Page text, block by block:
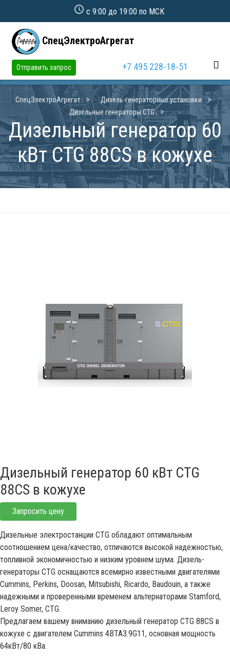
с 9:00 до 19:00 по МСК
СпецЭлектроАгрегат
Отправить запрос +7 495 228-18-51
СпецЭлектроАгрегат
Дизель-генераторные установки
Дизельные генераторы CTG
Дизельный генератор 60
кВт CTG 88CS в кожухе
Дизельный генератор 60 кВт CTG
88CS в кожухе
Запросить цену
Дизельные электростанции CTG обладают оптимальным
соотношением цена/качество, отличаются высокой надежностью,
топливной экономичностью и низким уровнем шума. Дизель-
генераторы CTG оснащаются всемирно известными двигателями
Cummins, Perkins, Doosan, Mitsubishi, Ricardo, Baudouin, а также
надежными и проверенными временем альтернаторами Stamford,
Leroy Somer, CTG.
Предлагаем вашему вниманию дизельный генератор CTG 88CS в
кожухе с двигателем Cummins 4BTA3.9G11, основная мощность
64кВт/80 кВа.